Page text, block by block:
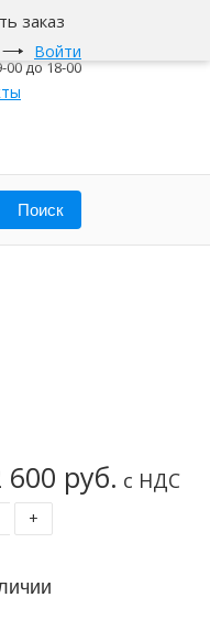
Войти
заказ
00 до 18-00
руб. с НДС
+